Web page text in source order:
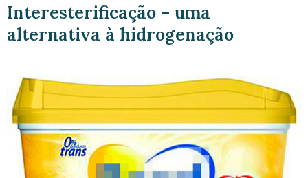
Interesterificação – uma
alternativa à hidrogenação